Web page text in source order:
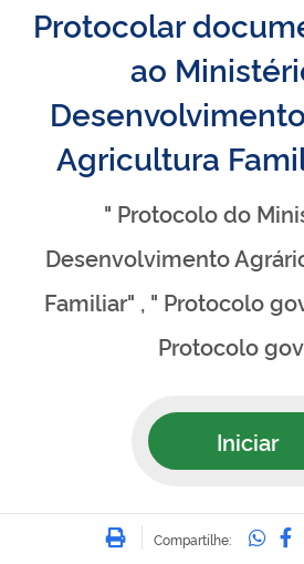
Protocolar
ao
Agricultura
" Protocolo do
Desenvolvimento
Familiar" , " Protocolo
Protocolo
Iniciar
Imprimir
Compartilhe: